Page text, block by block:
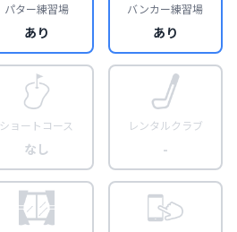
パター練習場
あり
バンカー練習場
あり
ショートコース
なし
レンタルクラブ
-